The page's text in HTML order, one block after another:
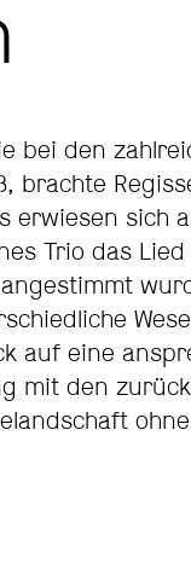
bei den
brachte
erwiesen sich
Trio das
auf eine
mit den